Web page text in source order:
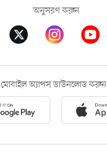
অনুসরণ করুন
মোবাইল অ্যাপস ডাউনলোড করুন